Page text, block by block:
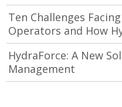
Ten Challenges
Operators and How
HydraForce: A New
Management